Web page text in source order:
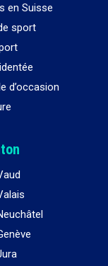
en Suisse
sport
d’occasion